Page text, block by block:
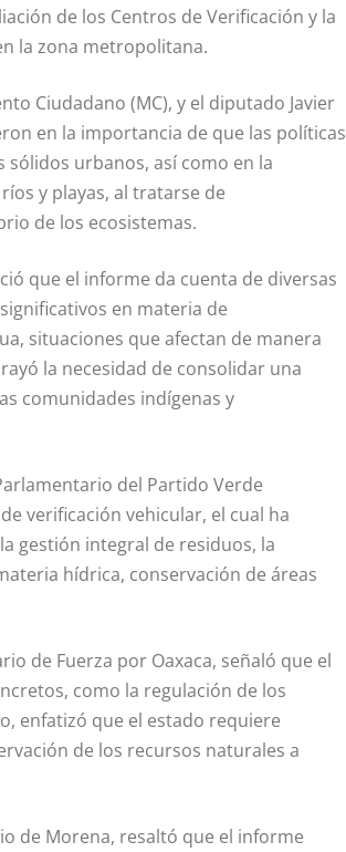
de los Centros de Verificación y la
la zona metropolitana.
Ciudadano (MC), y el diputado Javier
en la importancia de que las políticas
urbanos, así como en la
y playas, al tratarse de
de los ecosistemas.
que el informe da cuenta de diversas
en materia de
situaciones que afectan de manera
la necesidad de consolidar una
comunidades indígenas y
del Partido Verde
verificación vehicular, el cual ha
gestión integral de residuos, la
hídrica, conservación de áreas
de Fuerza por Oaxaca, señaló que el
como la regulación de los
enfatizó que el estado requiere
de los recursos naturales a
de Morena, resaltó que el informe